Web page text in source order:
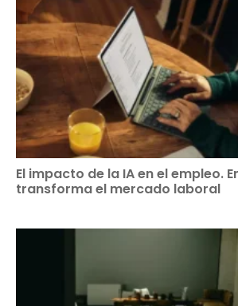
El impacto de la IA en el empleo.
transforma el mercado laboral